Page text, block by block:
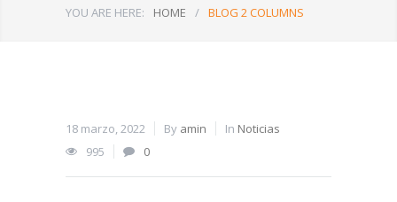
YOU ARE HERE: HOME / BLOG 2 COLUMNS
18 marzo, 2022 By amin In Noticias
995
0